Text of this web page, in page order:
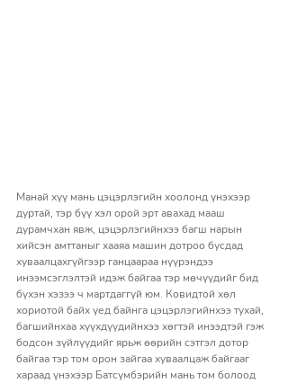
Манай хүү мань цэцэрлэгийн хоолонд үнэхээр
дуртай, тэр бүү хэл орой эрт авахад мааш
дурамчхан явж, цэцэрлэгийнхээ багш нарын
хийсэн амттаныг хааяа машин дотроо бусдад
хуваалцахгүйгээр ганцаараа нүүрэндээ
инээмсэглэлтэй идэж байгаа тэр мөчүүдийг бид
бүхэн хэзээ ч мартдаггүй юм. Ковидтой хөл
хориотой байх үед байнга цэцэрлэгийнхээ тухай,
багшийнхаа хүүхдүүдийнхээ хөгтэй инээдтэй гэж
бодсон зүйлүүдийг ярьж өөрийн сэтгэл дотор
байгаа тэр том орон зайгаа хуваалцаж байгааг
хараад үнэхээр Батсүмбэрийн мань том болоод